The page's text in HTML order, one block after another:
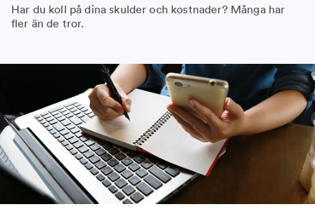
Har du koll på dina skulder och kostnader? Många har
fler än de tror.